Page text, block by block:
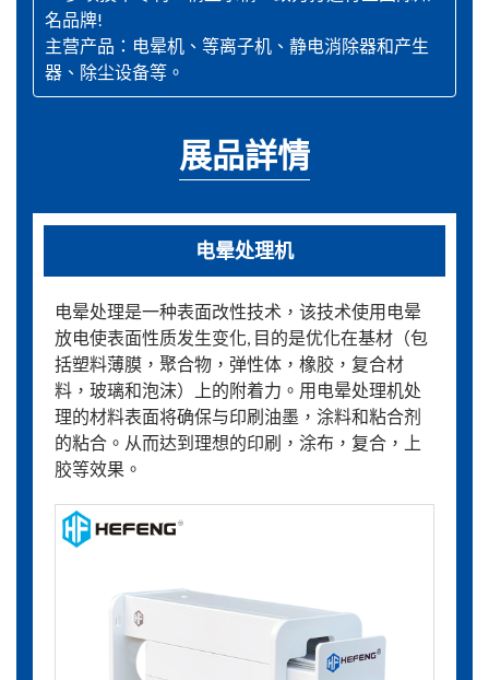
名品牌!
主营产品：电晕机、等离子机、静电消除器和产生
器、除尘设备等。
展品詳情
电晕处理机
电晕处理是一种表面改性技术，该技术使用电晕
放电使表面性质发生变化, 目的是优化在基材（包
括塑料薄膜，聚合物，弹性体，橡胶，复合材
料，玻璃和泡沫）上的附着力。用电晕处理机处
理的材料表面将确保与印刷油墨，涂料和粘合剂
的粘合。从而达到理想的印刷，涂布，复合，上
胶等效果。